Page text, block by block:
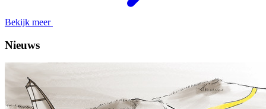
Bekijk meer
Nieuws